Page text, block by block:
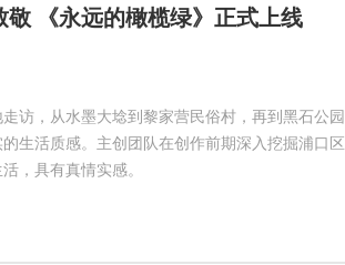
《永远的橄榄绿》正式上线
访，从水墨大埝到黎家营民俗村，再到黑石公
生活质感。主创团队在创作前期深入挖掘浦口
，具有真情实感。